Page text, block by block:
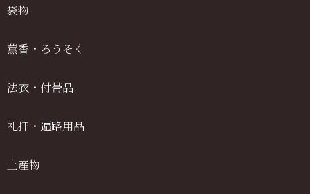
袋物
薫香・ろうそく
法衣・付帯品
礼拝・遍路用品
土産物